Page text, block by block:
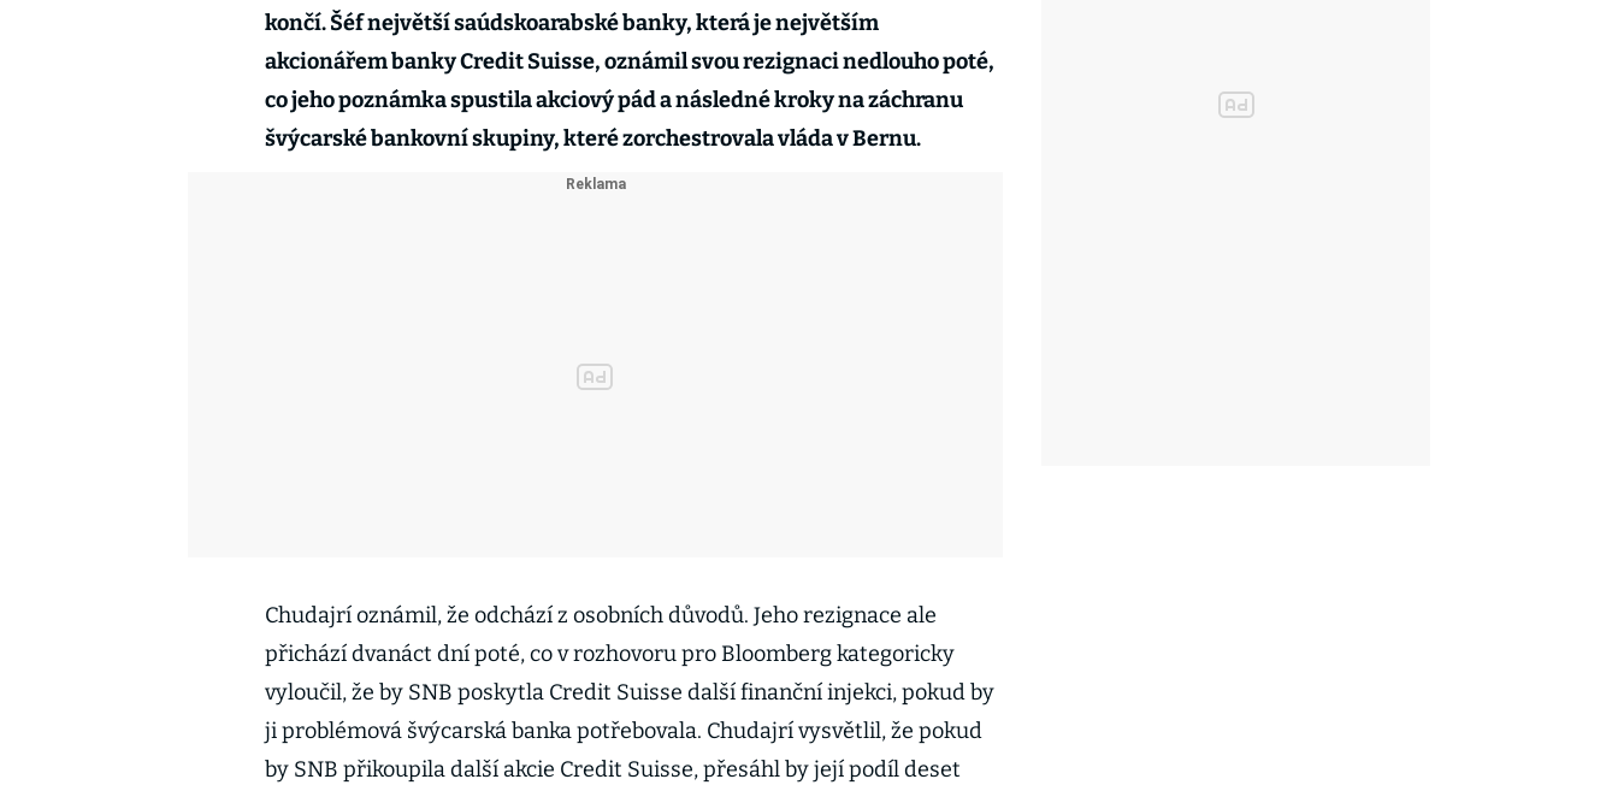
končí. Šéf největší saúdskoarabské banky, která je největším
akcionářem banky Credit Suisse, oznámil svou rezignaci nedlouho poté,
co jeho poznámka spustila akciový pád a následné kroky na záchranu
švýcarské bankovní skupiny, které zorchestrovala vláda v Bernu.
Chudajrí oznámil, že odchází z osobních důvodů. Jeho rezignace ale
přichází dvanáct dní poté, co v rozhovoru pro Bloomberg kategoricky
vyloučil, že by SNB poskytla Credit Suisse další finanční injekci, pokud by
ji problémová švýcarská banka potřebovala. Chudajrí vysvětlil, že pokud
by SNB přikoupila další akcie Credit Suisse, přesáhl by její podíl deset